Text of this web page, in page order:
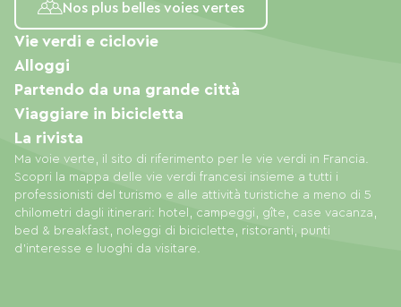
Nos plus belles voies vertes
Ma voie verte, il sito di riferimento per le vie verdi in Francia.
Scopri la mappa delle vie verdi francesi insieme a tutti i
professionisti del turismo e alle attività turistiche a meno di 5
chilometri dagli itinerari: hotel, campeggi, gîte, case vacanza,
bed & breakfast, noleggi di biciclette, ristoranti, punti
d'interesse e luoghi da visitare.
Vie verdi e ciclovie
Alloggi
Partendo da una grande città
Viaggiare in bicicletta
La rivista